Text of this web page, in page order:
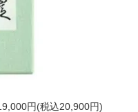
円(税込20,900円)